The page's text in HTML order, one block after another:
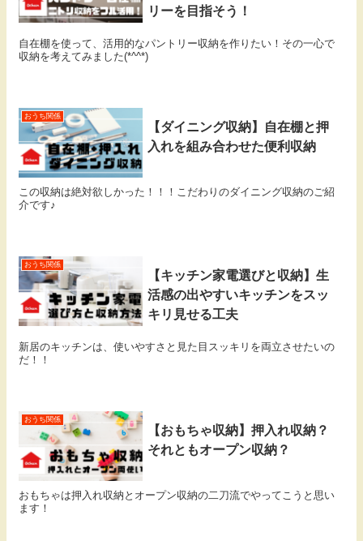
リーを目指そう！
自在棚を使って、活用的なパントリー収納を作りたい！その一心で
収納を考えてみました(*^^*)
おうち関係
【ダイニング収納】自在棚と押
入れを組み合わせた便利収納
この収納は絶対欲しかった！！！こだわりのダイニング収納のご紹
介です♪
おうち関係
【キッチン家電選びと収納】生
活感の出やすいキッチンをスッ
キリ見せる工夫
新居のキッチンは、使いやすさと見た目スッキリを両立させたいの
だ！！
おうち関係
【おもちゃ収納】押入れ収納？
それともオープン収納？
おもちゃは押入れ収納とオープン収納の二刀流でやってこうと思い
ます！